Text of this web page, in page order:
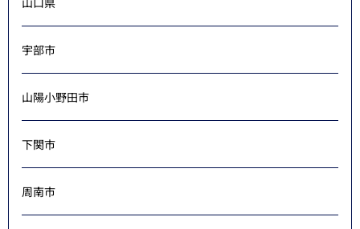
宇部市
山陽小野田市
下関市
周南市